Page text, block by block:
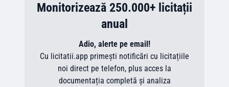
Monitorizează 250.000+ licitații
anual
Adio, alerte pe email!
Cu licitatii.app primești notificări cu licitațiile
noi direct pe telefon, plus acces la
documentația completă și analiza